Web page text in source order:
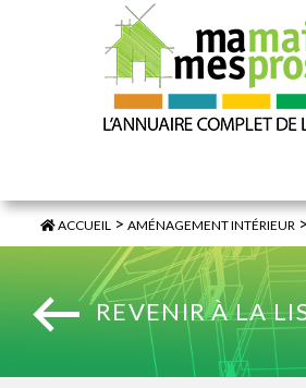
ACCUEIL >AMÉNAGEMENT INTÉRIEUR
REVENIR À LA